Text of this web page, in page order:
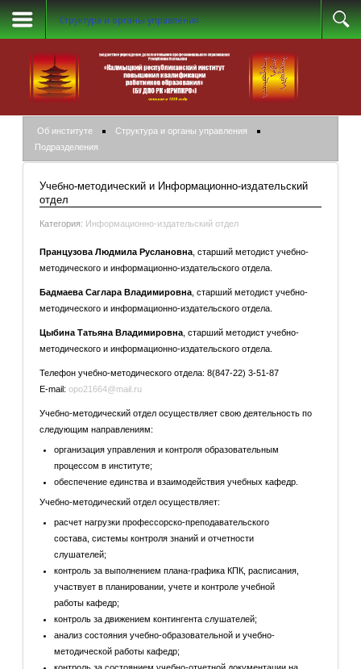
Структура и органы управления
Об институте
Структура и органы управления
Подразделения
Учебно-методический и Информационно-издательский
отдел
Категория: Информационно-издательский отдел
Пранцузова Людмила Руслановна , старший методист учебно-
методического и информационно-издательского отдела.
Бадмаева Саглара Владимировна , старший методист учебно-
методического и информационно-издательского отдела.
Цыбина Татьяна Владимировна , старший методист учебно-
методического и информационно-издательского отдела.
Телефон учебно-методического отдела: 8(847-22) 3-51-87
E-mail:opo21664@mail.ru
Учебно-методический отдел осуществляет свою деятельность по
следующим направлениям:
организация управления и контроля образовательным
процессом в институте;
обеспечение единства и взаимодействия учебных кафедр.
Учебно-методический отдел осуществляет:
расчет нагрузки профессорско-преподавательского
состава, системы контроля знаний и отчетности
слушателей;
контроль за выполнением плана-графика КПК, расписания,
участвует в планировании, учете и контроле учебной
работы кафедр;
контроль за движением контингента слушателей;
анализ состояния учебно-образовательной и учебно-
методической работы кафедр;